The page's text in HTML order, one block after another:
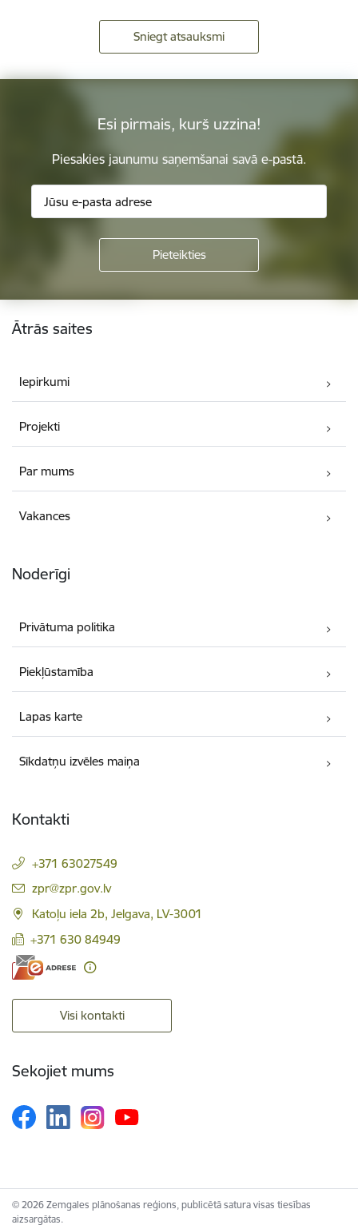
Sniegt atsauksmi
Esi pirmais, kurš uzzina!
Piesakies jaunumu saņemšanai savā e-pastā.
Kājene
Ātrās saites
Iepirkumi
Projekti
Par mums
Vakances
Noderīgi
Privātuma politika
Piekļūstamība
Lapas karte
Sīkdatņu izvēles maiņa
Kontakti
+371 63027549
E-pasts:
zpr@zpr.gov.lv
Katoļu iela 2b, Jelgava, LV-3001
+371 630 84949
Visi kontakti
Sekojiet mums
© 2026 Zemgales plānošanas reģions, publicētā satura visas tiesības
aizsargātas.